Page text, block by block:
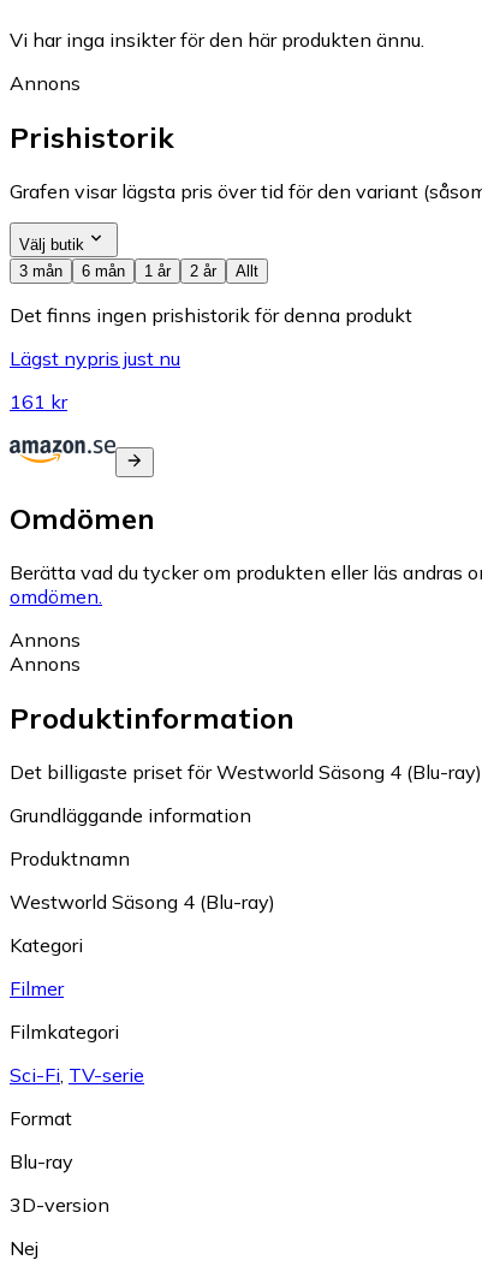
Vi har inga insikter för den här produkten ännu.
Annons
Prishistorik
Grafen visar lägsta pris över tid för den variant
Välj butik
3 mån
6 mån 1 år 2 år Allt
Det finns ingen prishistorik för denna produkt
Lägst nypris just nu
161 kr
Omdömen
Berätta vad du tycker om produkten eller läs andras
omdömen.
Annons
Annons
Produktinformation
Det billigaste priset för Westworld Säsong 4 (Blu-
Grundläggande information
Produktnamn
Westworld Säsong 4 (Blu-ray)
Kategori
Filmer
Filmkategori
Sci-Fi, TV-serie
Format
Blu-ray
3D-version
Nej